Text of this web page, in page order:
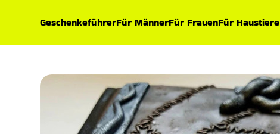
GeschenkeführerFür MännerFür FrauenFür Haustiere